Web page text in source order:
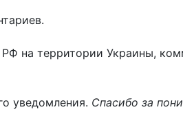
на территории Украины,
уведомления. Спасибо за